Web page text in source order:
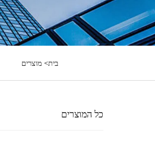
בית> מוצרים
כל המוצרים